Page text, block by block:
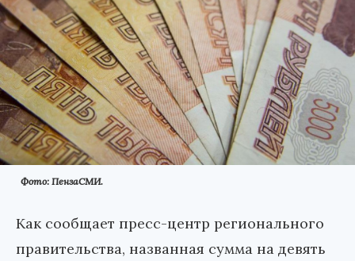
Фото: ПензаСМИ.
Как сообщает пресс-центр регионального
правительства, названная сумма на девять